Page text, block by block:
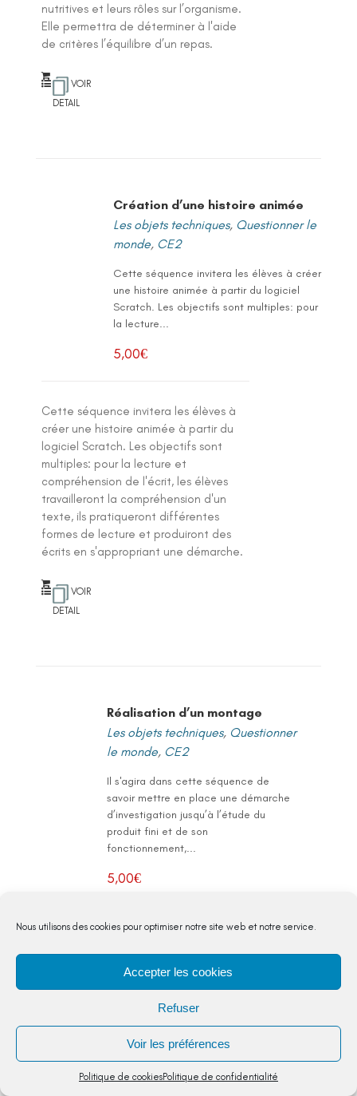
Nous utilisons des cookies pour optimiser notre site web et notre service.
Accepter les cookies
Refuser
Voir les préférences
Politique de cookiesPolitique de confidentialité
nutritives et leurs rôles sur l’organisme.
Elle permettra de déterminer à l'aide
de critères l’équilibre d’un repas.
VOIR
DETAIL
Création d’une histoire animée
Les objets techniques, Questionner le
monde, CE2
Cette séquence invitera les élèves à créer
une histoire animée à partir du logiciel
Scratch. Les objectifs sont multiples: pour
la lecture...
5,00€
Cette séquence invitera les élèves à
créer une histoire animée à partir du
logiciel Scratch. Les objectifs sont
multiples: pour la lecture et
compréhension de l'écrit, les élèves
travailleront la compréhension d'un
texte, ils pratiqueront différentes
formes de lecture et produiront des
écrits en s'appropriant une démarche.
VOIR
DETAIL
Réalisation d’un montage
Les objets techniques, Questionner
le monde, CE2
Il s'agira dans cette séquence de
savoir mettre en place une démarche
d’investigation jusqu’à l’étude du
produit fini et de son
fonctionnement,...
5,00€
Il s'agira dans cette séquence de
savoir mettre en place une
démarche d’investigation jusqu’à
l’étude du produit fini et de son
fonctionnement, comprendre le
fonctionnement et les relations
dans un montage avec des
engrenages, réaliser des objets
techniques en suivant un schéma